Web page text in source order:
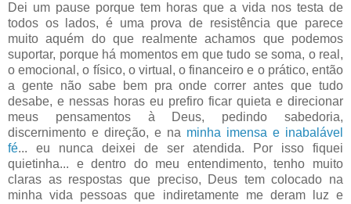
Dei um pause porque tem horas que a vida nos testa de
todos os lados, é uma prova de resistência que parece
muito aquém do que realmente achamos que podemos
suportar, porque há momentos em que tudo se soma, o real,
o emocional, o físico, o virtual, o financeiro e o prático, então
a gente não sabe bem pra onde correr antes que tudo
desabe, e nessas horas eu prefiro ficar quieta e direcionar
meus pensamentos à Deus, pedindo sabedoria,
discernimento e direção, e na minha imensa e inabalável
fé... eu nunca deixei de ser atendida. Por isso fiquei
quietinha... e dentro do meu entendimento, tenho muito
claras as respostas que preciso, Deus tem colocado na
minha vida pessoas que indiretamente me deram luz e